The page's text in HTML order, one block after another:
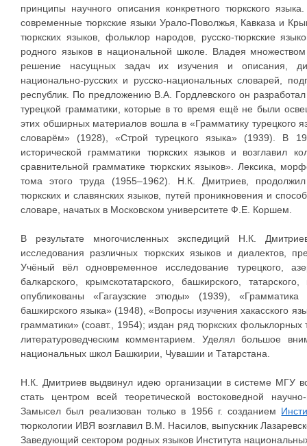
принципы научного описания конкретного тюркского
современные тюркские языки Урало-Поволжья, Кавказа и
тюркских языков, фольклор народов, русско-тюркские
родного языков в национальной школе. Владея
решение насущных задач их изучения и описания,
национально-русских и русско-национальных словарей,
республик. По предложению В.А. Гордлевского он
турецкой грамматики, которые в то время ещё не были
этих обширных материалов вошла в «Грамматику турецкого
словарём» (1928), «Строй турецкого языка» (1939). В
исторической грамматики тюркских языков и возглавил
сравнительной грамматике тюркских языков». Лексика,
тома этого труда (1955–1962). Н.К. Дмитриев, продолжил
тюркских и славянских языков, путей проникновения и
словаре, начатых в Московском университете Ф.Е. Коршем.
В результате многочисленных экспедиций Н.К.
исследования различных тюркских языков и диалектов,
Учёный вёл одновременное исследование турецкого,
балкарского, крымскотатарского, башкирского,
опубликованы «Гагаузские этюды» (1939),
башкирского языка» (1948), «Вопросы изучения хакасского
грамматики» (соавт., 1954); издан ряд тюркских фольклорных
литературоведческим комментарием. Уделял большое
национальных школ Башкирии, Чувашии и Татарстана.
Н.К. Дмитриев выдвинул идею организации в системе МГУ
стать центром всей теоретической востоковедной
Замысел был реализован только в 1956 г. созданием
тюркологии ИВЯ возглавил В.М. Насилов, выпускник
Заведующий сектором родных языков Института